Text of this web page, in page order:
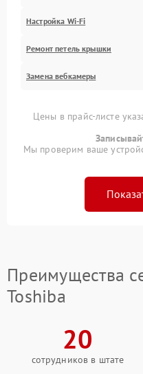
Настройка Wi-Fi
Ремонт петель крышки
Замена вебкамеры
Цены в прайс-листе
Мы проверим ваше
Преимущества
Toshiba
20
сотрудников в штате